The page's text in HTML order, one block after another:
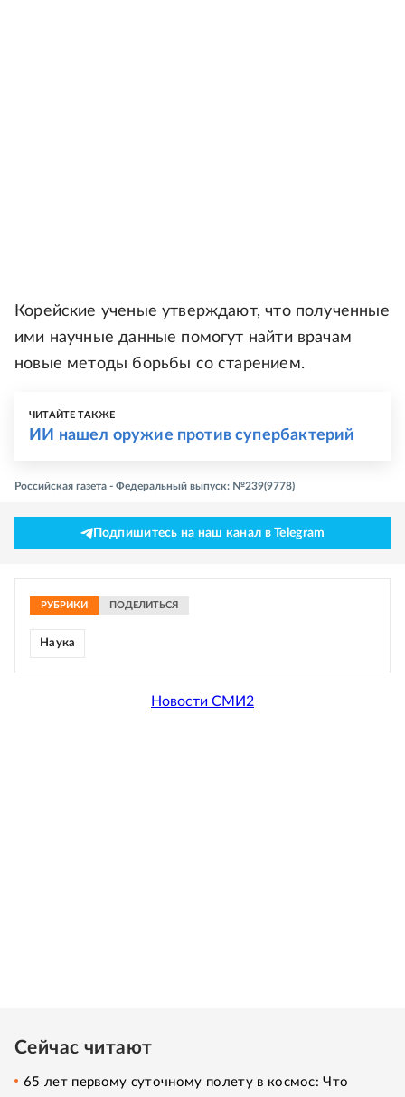
Корейские ученые утверждают, что полученные
ими научные данные помогут найти врачам
новые методы борьбы со старением.
ЧИТАЙТЕ ТАКЖЕ
ИИ нашел оружие против супербактерий
Российская газета - Федеральный выпуск: №239(9778)
Подпишитесь на наш канал в Telegram
РУБРИКИ ПОДЕЛИТЬСЯ
Наука
Новости СМИ2
Сейчас читают
65 лет первому суточному полету в космос: Что